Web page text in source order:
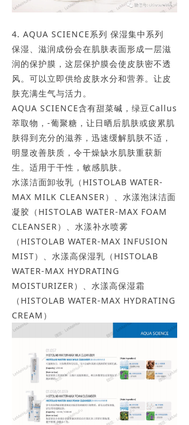
4. AQUA SCIENCE系列 保湿集中系列
保湿、滋润成份会在肌肤表面形成一层滋
润的保护膜，这层保护膜会使皮肤密不透
风。可以立即供给皮肤水分和营养。让皮
肤充满生气与活力。
AQUA SCIENCE含有甜菜碱，绿豆Callus
萃取物，-葡聚糖，让日晒后肌肤或疲累肌
肤得到充分的滋养，迅速缓解肌肤不适，
明显改善肤质，令干燥缺水肌肤重获新
生。适用于干性，敏感肌肤。
水漾洁面卸妆乳（HISTOLAB WATER-
MAX MILK CLEANSER）、水漾泡沫洁面
凝胶（HISTOLAB WATER-MAX FOAM
CLEANSER）、水漾补水喷雾
（HISTOLAB WATER-MAX INFUSION
MIST）、水漾高保湿乳（HISTOLAB
WATER-MAX HYDRATING
MOISTURIZER）、水漾高保湿霜
（HISTOLAB WATER-MAX HYDRATING
CREAM）